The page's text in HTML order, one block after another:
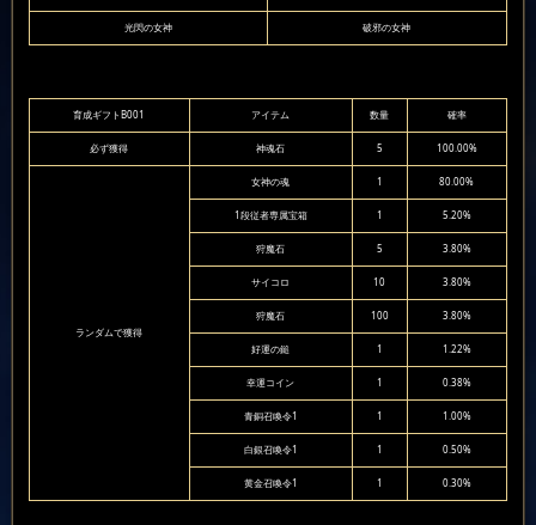
光閃の女神 破邪の女神
育成ギフトB001 アイテム 数量 確率
必ず獲得 神魂石 5 100.00%
ランダムで獲得
女神の魂 1 80.00%
1段従者専属宝箱 1 5.20%
狩魔石 5 3.80%
サイコロ 10 3.80%
狩魔石 100 3.80%
好運の鎚 1 1.22%
幸運コイン 1 0.38%
青銅召喚令1 1 1.00%
白銀召喚令1 1 0.50%
黄金召喚令1 1 0.30%